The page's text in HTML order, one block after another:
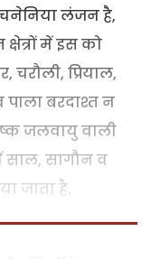
लंजन है,
में इस को
चरौली, प्रियाल,
बरदाश्त न
जलवायु वाली
साल, सागौन व
जाता है.